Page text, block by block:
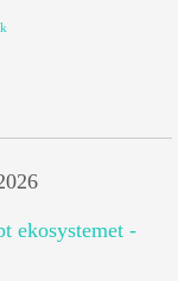
ekosystemet -